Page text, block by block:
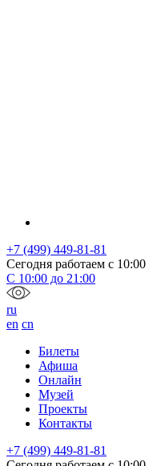
+7 (499) 449-81-81
Сегодня работаем с 10:00
С 10:00 до 21:00
ru
en cn
Билеты
Афиша
Онлайн
Музей
Проекты
Контакты
+7 (499) 449-81-81